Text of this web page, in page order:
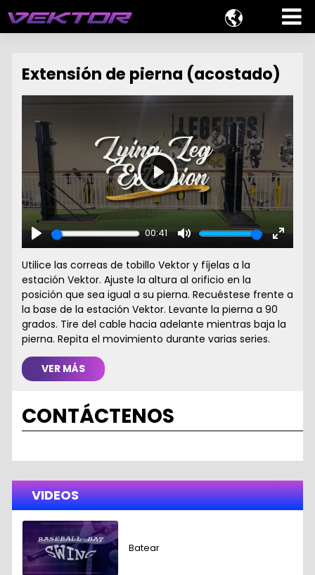

Extensión de pierna (acostado)
Play
00:41
Mute
Enter
Play
Utilice las correas de tobillo Vektor y fíjelas a la
estación Vektor. Ajuste la altura al orificio en la
posición que sea igual a su pierna. Recuéstese frente a
la base de la estación Vektor. Levante la pierna a 90
grados. Tire del cable hacia adelante mientras baja la
pierna. Repita el movimiento durante varias series.
VER MÁS
CONTÁCTENOS
VIDEOS
Batear